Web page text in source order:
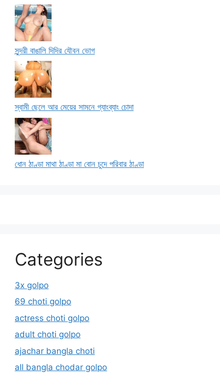
সুন্দরী বাঙালি দিদির যৌবন ভোগ
স্বামী ছেলে আর মেয়ের সামনে গ্যাংব্যাং চোদা
ধোন ঠাণ্ডা মাথা ঠাণ্ডা মা বোন চুদে পরিবার ঠাণ্ডা
Categories
3x golpo
69 choti golpo
actress choti golpo
adult choti golpo
ajachar bangla choti
all bangla chodar golpo